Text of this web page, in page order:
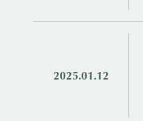
2025.01.12